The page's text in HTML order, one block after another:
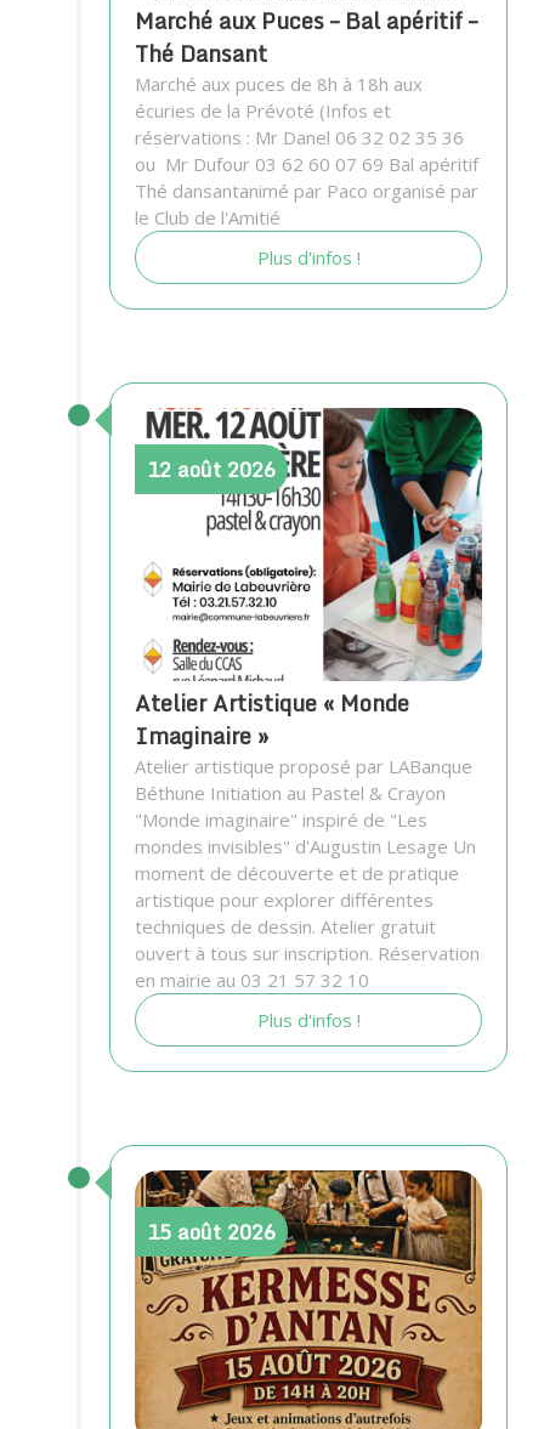
Marché aux Puces – Bal apéritif –
Thé Dansant
Marché aux puces de 8h à 18h aux
écuries de la Prévoté (Infos et
réservations : Mr Danel 06 32 02 35 36
ou Mr Dufour 03 62 60 07 69 Bal apéritif
Thé dansantanimé par Paco organisé par
le Club de l'Amitié
Plus d'infos !
12 août 2026
Atelier Artistique « Monde
Imaginaire »
Atelier artistique proposé par LABanque
Béthune Initiation au Pastel & Crayon
"Monde imaginaire" inspiré de "Les
mondes invisibles" d'Augustin Lesage Un
moment de découverte et de pratique
artistique pour explorer différentes
techniques de dessin. Atelier gratuit
ouvert à tous sur inscription. Réservation
en mairie au 03 21 57 32 10
Plus d'infos !
15 août 2026